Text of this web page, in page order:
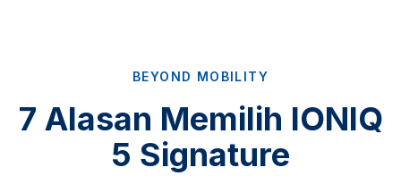
BEYOND MOBILITY
7 Alasan Memilih IONIQ
5 Signature